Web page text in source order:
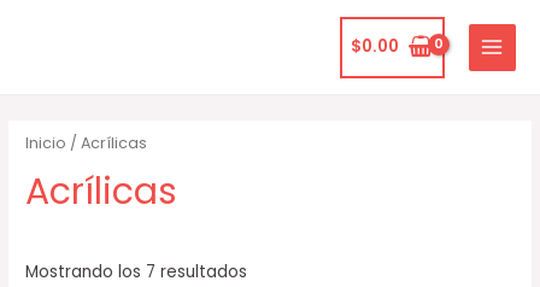
$0.00
MAIN
MENU
Inicio / Acrílicas
Acrílicas
Mostrando los 7 resultados